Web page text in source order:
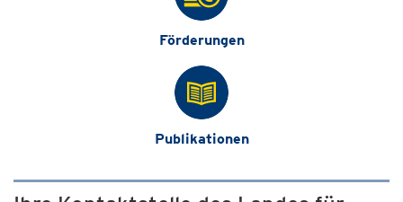
Förderungen
Publikationen